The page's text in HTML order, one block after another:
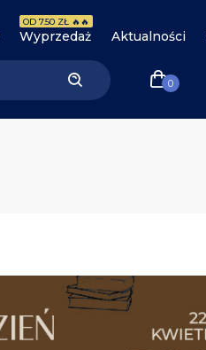
Wyprzedaż
OD 7.50 ZŁ 🔥🔥
Aktualności
0